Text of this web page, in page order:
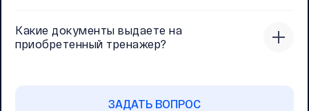
Какие документы выдаете на
приобретенный тренажер?
ЗАДАТЬ ВОПРОС